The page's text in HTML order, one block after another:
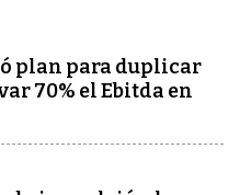
plan para duplicar
70% el Ebitda en